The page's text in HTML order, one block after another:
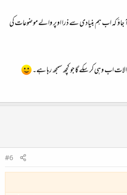
کہ اب ہم بنیادی سے ذرا اوپر والے موضوعات کی
اب وہی کر سکے گا جو کچھ سمجھ رہا ہے۔
#6